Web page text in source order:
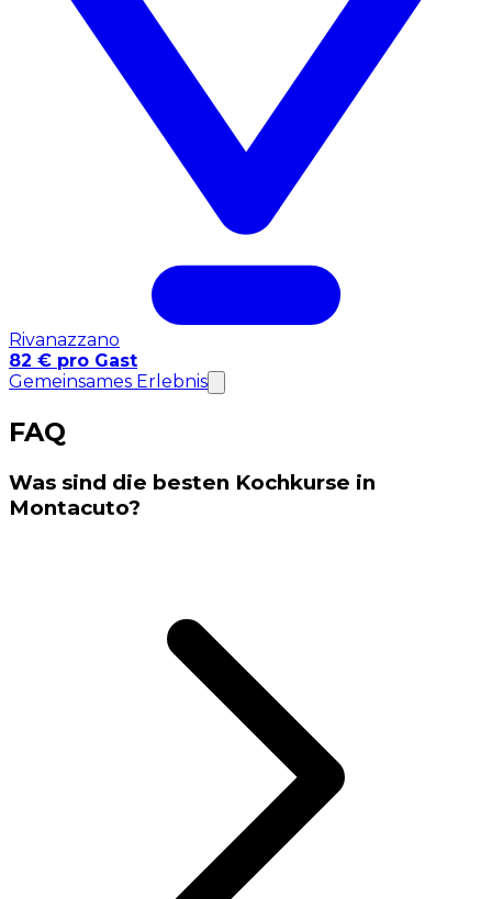
Rivanazzano
82 € pro Gast
Gemeinsames Erlebnis
FAQ
Was sind die besten Kochkurse in
Montacuto?